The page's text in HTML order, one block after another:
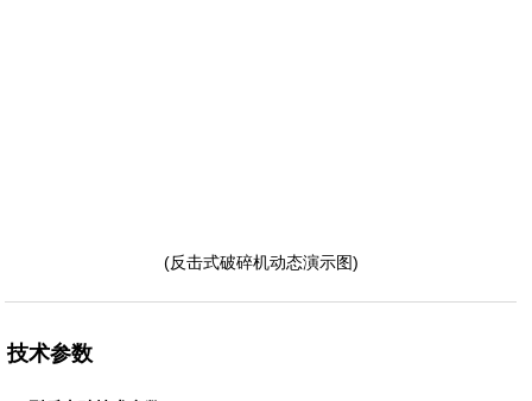
(反击式破碎机动态演示图)
技术参数